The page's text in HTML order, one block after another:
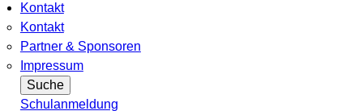
Kontakt
Kontakt
Partner & Sponsoren
Impressum
Suche
Schulanmeldung